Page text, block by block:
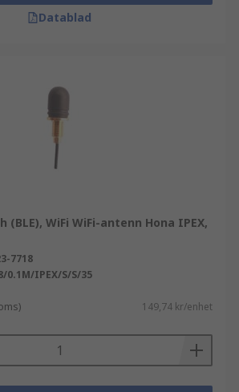
Datablad
WiFi WiFi-antenn Hona IPEX,
7718
0.1M/IPEX/S/S/35
149,74 kr/enhet